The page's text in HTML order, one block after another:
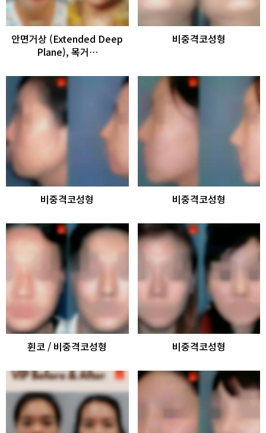
안면거상 (Extended Deep
Plane), 목거…
비중격코성형
비중격코성형 비중격코성형
휜코 / 비중격코성형 비중격코성형